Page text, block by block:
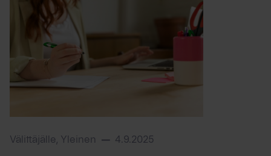
Välittäjälle, Yleinen 4.9.2025